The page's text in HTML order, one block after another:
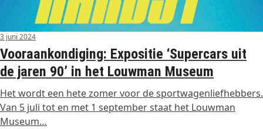
3 juni 2024
Vooraankondiging: Expositie ‘Supercars uit
de jaren 90’ in het Louwman Museum
Het wordt een hete zomer voor de sportwagenliefhebbers.
Van 5 juli tot en met 1 september staat het Louwman
Museum…